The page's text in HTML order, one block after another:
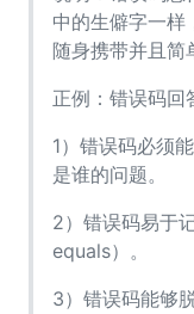
中的生僻字一样
随身携带并且简
正例：错误码回
1）错误码必须
是谁的问题。
2）错误码易于
equals）。
3）错误码能够